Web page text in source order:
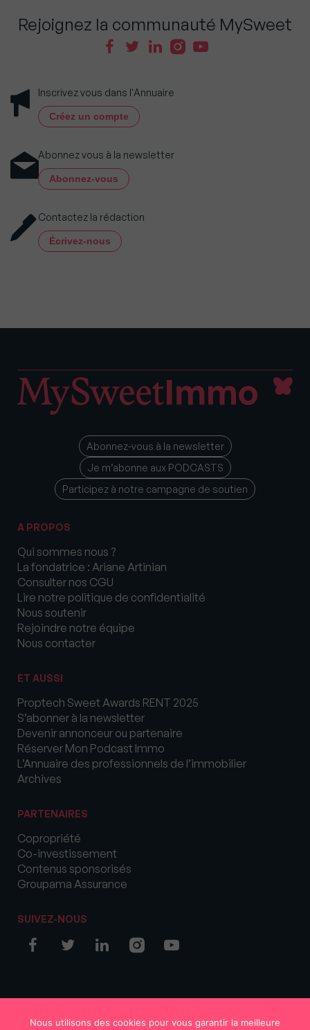
Rejoignez la communauté MySweet
Inscrivez vous dans l'Annuaire
Créez un compte
Abonnez vous à la newsletter
Abonnez-vous
Contactez la rédaction
Écrivez-nous
Abonnez-vous à la newsletter
Je m’abonne aux PODCASTS
Participez à notre campagne de soutien
A PROPOS
Qui sommes nous ?
La fondatrice : Ariane Artinian
Consulter nos CGU
Lire notre politique de confidentialité
Nous soutenir
Rejoindre notre équipe
Nous contacter
ET AUSSI
Proptech Sweet Awards RENT 2025
S’abonner à la newsletter
Devenir annonceur ou partenaire
Réserver Mon Podcast Immo
L’Annuaire des professionnels de l’immobilier
Archives
PARTENAIRES
Copropriété
Co-investissement
Contenus sponsorisés
Groupama Assurance
SUIVEZ-NOUS
Nous utilisons des cookies pour vous garantir la meilleure